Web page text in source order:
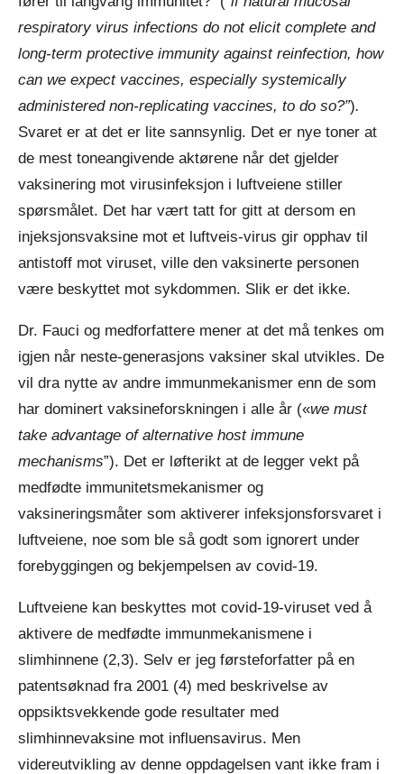
respiratory virus infections do not elicit complete and
long-term protective immunity against reinfection, how
can we expect vaccines, especially systemically
administered non-replicating vaccines, to do so?”).
Svaret er at det er lite sannsynlig. Det er nye toner at
de mest toneangivende aktørene når det gjelder
vaksinering mot virusinfeksjon i luftveiene stiller
spørsmålet. Det har vært tatt for gitt at dersom en
injeksjonsvaksine mot et luftveis-virus gir opphav til
antistoff mot viruset, ville den vaksinerte personen
være beskyttet mot sykdommen. Slik er det ikke.
Dr. Fauci og medforfattere mener at det må tenkes om
igjen når neste-generasjons vaksiner skal utvikles. De
vil dra nytte av andre immunmekanismer enn de som
har dominert vaksineforskningen i alle år («we must
take advantage of alternative host immune
mechanisms”). Det er løfterikt at de legger vekt på
medfødte immunitetsmekanismer og
vaksineringsmåter som aktiverer infeksjonsforsvaret i
luftveiene, noe som ble så godt som ignorert under
forebyggingen og bekjempelsen av covid-19.
Luftveiene kan beskyttes mot covid-19-viruset ved å
aktivere de medfødte immunmekanismene i
slimhinnene (2,3). Selv er jeg førsteforfatter på en
patentsøknad fra 2001 (4) med beskrivelse av
oppsiktsvekkende gode resultater med
slimhinnevaksine mot influensavirus. Men
videreutvikling av denne oppdagelsen vant ikke fram i